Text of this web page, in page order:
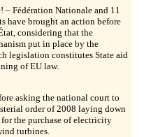
– Fédération Nationale and 11
have brought an action before
considering that the
put in place by the
legislation constitutes State aid
of EU law.
asking the national court to
order of 2008 laying down
the purchase of electricity
turbines.